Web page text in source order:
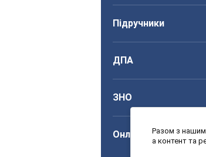
Підручники
ДПА
ЗНО
Онлайн уроки
Разом з
а контент та